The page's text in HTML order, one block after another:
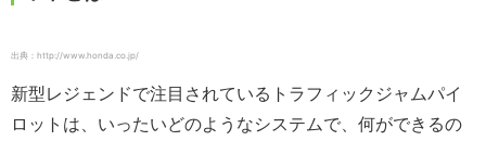
出典：http://www.honda.co.jp/
新型レジェンドで注目されているトラフィックジャムパイ
ロットは、いったいどのようなシステムで、何ができるの